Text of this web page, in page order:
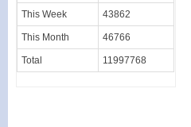
This Week 43862
This Month 46766
Total 11997768